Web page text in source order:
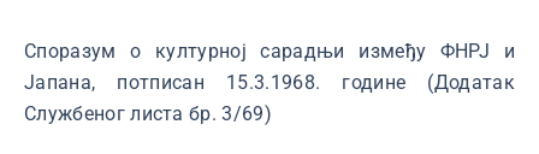
Споразум о културној сарадњи између ФНРЈ и
Јапана, потписан 15.3.1968. године (Додатак
Службеног листа бр. 3/69)